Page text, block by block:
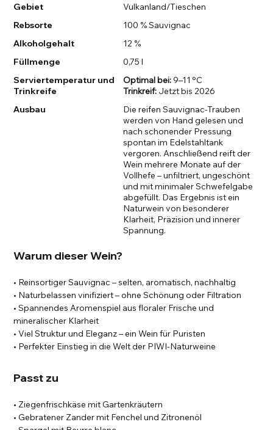
Gebiet
Vulkanland/Tieschen
Rebsorte
100 % Sauvignac
Alkoholgehalt
12 %
Füllmenge
0,75 l
Serviertemperatur und
Trinkreife
Optimal bei:9–11 °C
Trinkreif:Jetzt bis 2026
Ausbau
Die reifen Sauvignac-Trauben
werden von Hand gelesen und
nach schonender Pressung
spontan im Edelstahltank
vergoren. Anschließend reift der
Wein mehrere Monate auf der
Vollhefe – unfiltriert, ungeschönt
und mit minimaler Schwefelgabe
abgefüllt. Das Ergebnis ist ein
Naturwein von besonderer
Klarheit, Präzision und innerer
Spannung.
Warum dieser Wein?
• Reinsortiger Sauvignac – selten, aromatisch, nachhaltig
• Naturbelassen vinifiziert – ohne Schönung oder Filtration
• Spannendes Aromenspiel aus floraler Frische und
mineralischer Klarheit
• Viel Struktur und Eleganz – ein Wein für Puristen
• Perfekter Einstieg in die Welt der PIWI-Naturweine
Passt zu
• Ziegenfrischkäse mit Gartenkräutern
• Gebratener Zander mit Fenchel und Zitronenöl